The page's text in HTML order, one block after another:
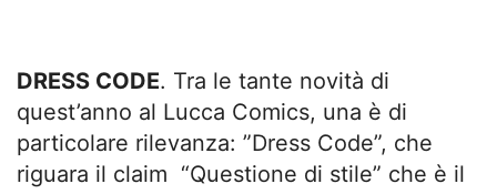
DRESS CODE. Tra le tante novità di
quest’anno al Lucca Comics, una è di
particolare rilevanza: ”Dress Code”, che
riguara il claim “Questione di stile” che è il